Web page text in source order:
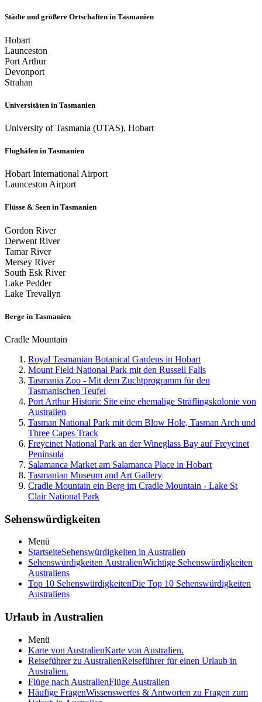
Städte und größere Ortschaften in Tasmanien
Hobart
Launceston
Port Arthur
Devonport
Strahan
Universitäten in Tasmanien
University of Tasmania (UTAS), Hobart
Flughäfen in Tasmanien
Hobart International Airport
Launceston Airport
Flüsse & Seen in Tasmanien
Gordon River
Derwent River
Tamar River
Mersey River
South Esk River
Lake Pedder
Lake Trevallyn
Berge in Tasmanien
Cradle Mountain
Royal Tasmanian Botanical Gardens in Hobart
Mount Field National Park mit den Russell Falls
Tasmania Zoo - Mit dem Zuchtprogramm für den
Tasmanischen Teufel
Port Arthur Historic Site eine ehemalige Sträflingskolonie von
Australien
Tasman National Park mit dem Blow Hole, Tasman Arch und
Three Capes Track
Freycinet National Park an der Wineglass Bay auf Freycinet
Peninsula
Salamanca Market am Salamanca Place in Hobart
Tasmanian Museum and Art Gallery
Cradle Mountain ein Berg im Cradle Mountain - Lake St
Clair National Park
Sehenswürdigkeiten
Menü
StartseiteSehenswürdigkeiten in Australien
Sehenswürdigkeiten AustralienWichtige Sehenswürdigkeiten
Australiens
Top 10 SehenswürdigkeitenDie Top 10 Sehenswürdigkeiten
Australiens
Urlaub in Australien
Menü
Karte von AustralienKarte von Australien.
Reiseführer zu AustralienReiseführer für einen Urlaub in
Australien.
Flüge nach AustralienFlüge Australien
Häufige FragenWissenswertes & Antworten zu Fragen zum